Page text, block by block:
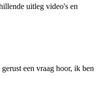
uitleg video's en
een vraag hoor, ik ben